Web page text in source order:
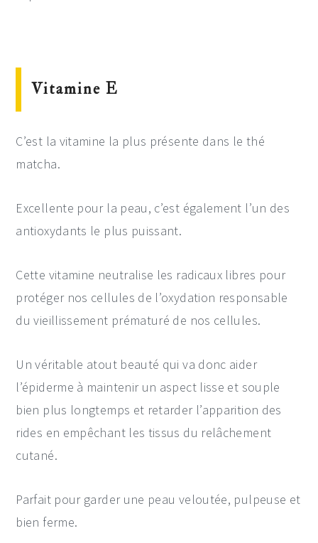
Vitamine E
C’est la vitamine la plus présente dans le thé
matcha.
Excellente pour la peau, c’est également l’un des
antioxydants le plus puissant.
Cette vitamine neutralise les radicaux libres pour
protéger nos cellules de l’oxydation responsable
du vieillissement prématuré de nos cellules.
Un véritable atout beauté qui va donc aider
l’épiderme à maintenir un aspect lisse et souple
bien plus longtemps et retarder l’apparition des
rides en empêchant les tissus du relâchement
cutané.
Parfait pour garder une peau veloutée, pulpeuse et
bien ferme.